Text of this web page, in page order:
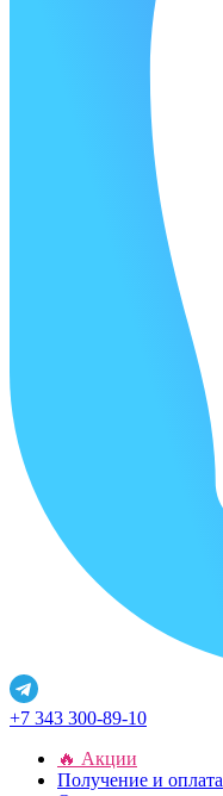
+7 343 300-89-10
🔥 Акции
Получение и оплата